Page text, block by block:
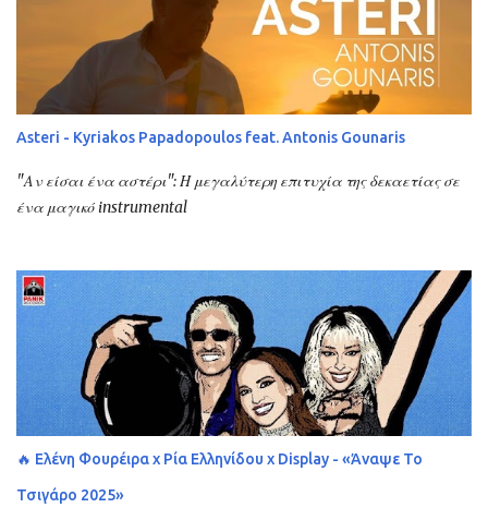
Asteri - Kyriakos Papadopoulos feat. Antonis Gounaris
"Αν είσαι ένα αστέρι": Η μεγαλύτερη επιτυχία της δεκαετίας σε
ένα μαγικό instrumental
🔥 Ελένη Φουρέιρα x Ρία Ελληνίδου x Display - «Άναψε Το
Τσιγάρο 2025»